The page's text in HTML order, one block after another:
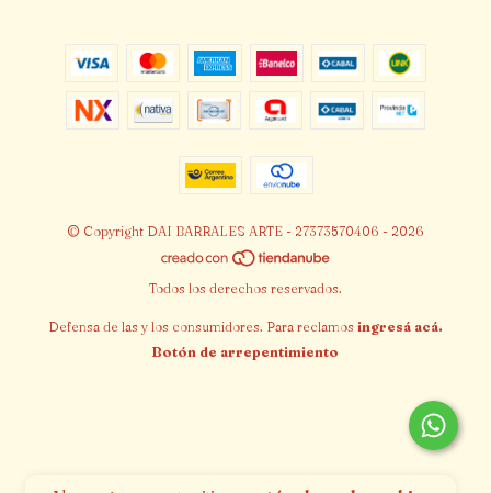
© Copyright DAI BARRALES ARTE - 27373570406 - 2026
Todos los derechos reservados.
Defensa de las y los consumidores. Para reclamos ingresá acá.
Botón de arrepentimiento